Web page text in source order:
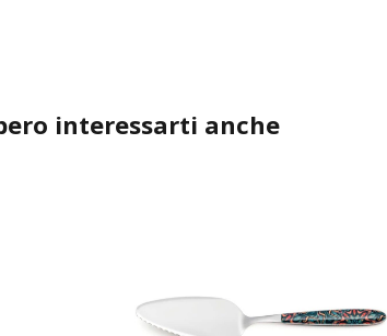
interessarti anche